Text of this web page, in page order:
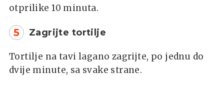
otprilike 10 minuta.
5 Zagrijte tortilje
Tortilje na tavi lagano zagrijte, po jednu do
dvije minute, sa svake strane.